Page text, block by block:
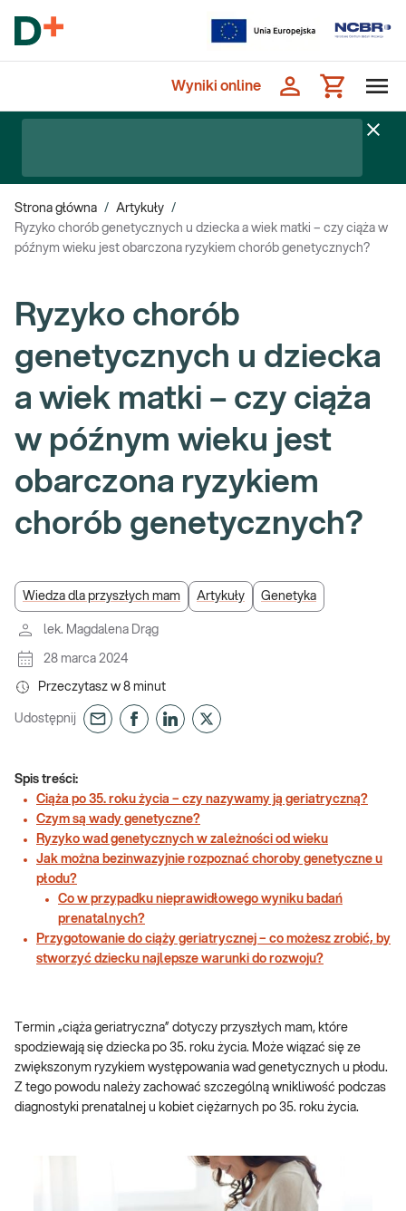
Wyniki online
Strona główna / Artykuły /
Ryzyko chorób genetycznych u dziecka a wiek matki – czy ciąża w
późnym wieku jest obarczona ryzykiem chorób genetycznych?
Ryzyko chorób
genetycznych u dziecka
a wiek matki – czy ciąża
w późnym wieku jest
obarczona ryzykiem
chorób genetycznych?
Wiedza dla przyszłych mam Artykuły Genetyka
lek. Magdalena Drąg
28 marca 2024
Przeczytasz w 8 minut
Udostępnij
Spis treści:
Ciąża po 35. roku życia – czy nazywamy ją geriatryczną?
Czym są wady genetyczne?
Ryzyko wad genetycznych w zależności od wieku
Jak można bezinwazyjnie rozpoznać choroby genetyczne u
płodu?
Co w przypadku nieprawidłowego wyniku badań
prenatalnych?
Przygotowanie do ciąży geriatrycznej – co możesz zrobić, by
stworzyć dziecku najlepsze warunki do rozwoju?
Termin „ciąża geriatryczna” dotyczy przyszłych mam, które
spodziewają się dziecka po 35. roku życia. Może wiązać się ze
zwiększonym ryzykiem występowania wad genetycznych u płodu.
Z tego powodu należy zachować szczególną wnikliwość podczas
diagnostyki prenatalnej u kobiet ciężarnych po 35. roku życia.